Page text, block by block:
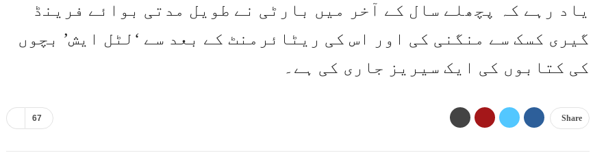
یاد رہے کہ پچھلے سال کے آخر میں بارٹی نے طویل مدتی بوائے فرینڈ
گیری کسک سے منگنی کی اور اس کی ریٹائرمنٹ کے بعد سے ‘لٹل ایش’ بچوں
کی کتابوں کی ایک سیریز جاری کی ہے۔
67 Share